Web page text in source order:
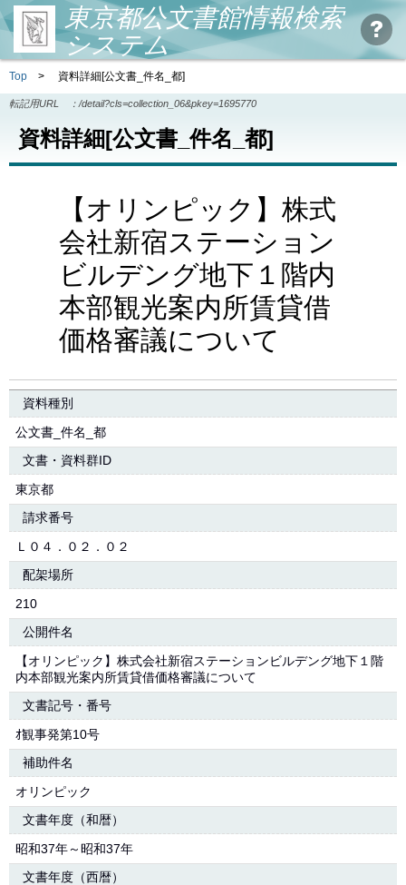
東京都公文書館情報検索
システム
Top > 資料詳細[公文書_件名_都]
転記用URL ： /detail?cls=collection_06&pkey=1695770
資料詳細[公文書_件名_都]
【オリンピック】株式
会社新宿ステーション
ビルデング地下１階内
本部観光案内所賃貸借
価格審議について
資料種別
公文書_件名_都
文書・資料群ID
東京都
請求番号
Ｌ０４．０２．０２
配架場所
210
公開件名
【オリンピック】株式会社新宿ステーションビルデング地下１階
内本部観光案内所賃貸借価格審議について
文書記号・番号
ｵ観事発第10号
補助件名
オリンピック
文書年度（和暦）
昭和37年～昭和37年
文書年度（西暦）